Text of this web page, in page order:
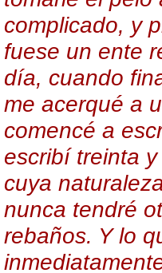
complicado, y
fuese un ente
día, cuando
me acerqué a
comencé a
escribí treinta
cuya
nunca tendré
rebaños. Y lo